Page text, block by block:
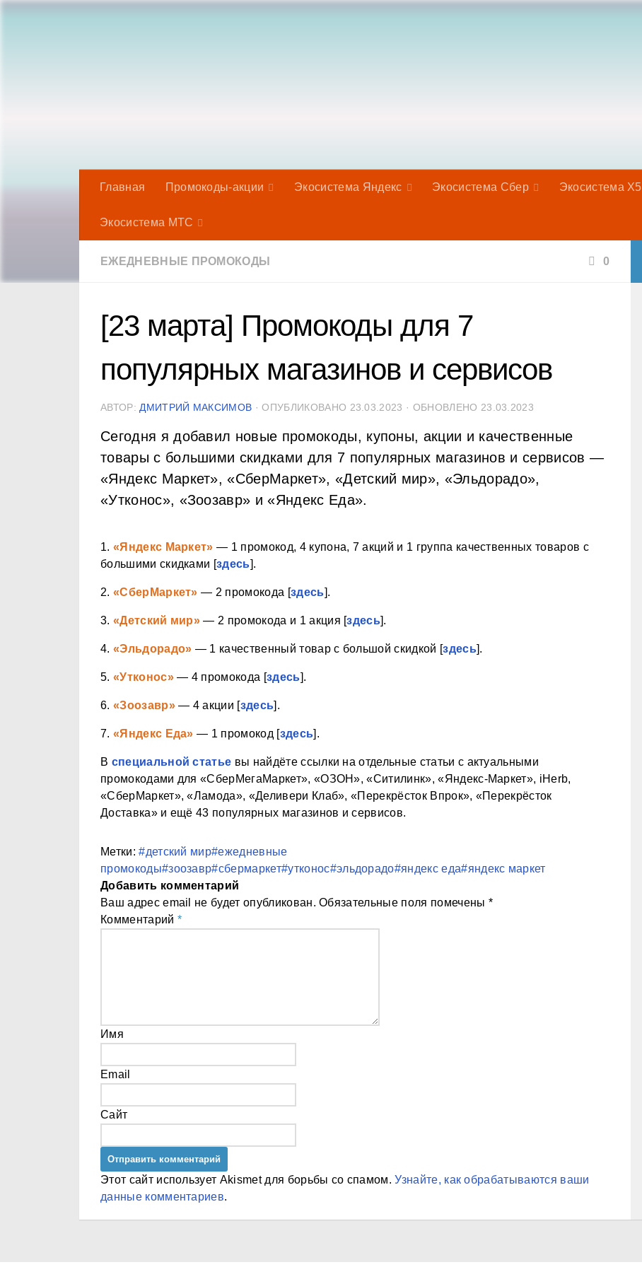
Главная Промокоды-акции Экосистема Яндекс Экосистема Сбер Экосистема Х5
Экосистема МТС
ЕЖЕДНЕВНЫЕ ПРОМОКОДЫ 0
[23 марта] Промокоды для 7
популярных магазинов и сервисов
АВТОР: ДМИТРИЙ МАКСИМОВ · ОПУБЛИКОВАНО 23.03.2023 · ОБНОВЛЕНО 23.03.2023
Сегодня я добавил новые промокоды, купоны, акции и качественные
товары с большими скидками для 7 популярных магазинов и сервисов —
«Яндекс Маркет», «СберМаркет», «Детский мир», «Эльдорадо»,
«Утконос», «Зоозавр» и «Яндекс Еда».
1. «Яндекс Маркет» — 1 промокод, 4 купона, 7 акций и 1 группа качественных товаров с
большими скидками [здесь].
2. «СберМаркет» — 2 промокода [здесь].
3. «Детский мир» — 2 промокода и 1 акция [здесь].
4. «Эльдорадо» — 1 качественный товар с большой скидкой [здесь].
5. «Утконос»— 4 промокода [здесь].
6. «Зоозавр»— 4 акции [здесь].
7. «Яндекс Еда» — 1 промокод [здесь].
В специальной статье вы найдёте ссылки на отдельные статьи с актуальными
промокодами для «СберМегаМаркет», «ОЗОН», «Ситилинк», «Яндекс-Маркет», iHerb,
«СберМаркет», «Ламода», «Деливери Клаб», «Перекрёсток Впрок», «Перекрёсток
Доставка» и ещё 43 популярных магазинов и сервисов.
Метки: #детский мир#ежедневные
промокоды#зоозавр#сбермаркет#утконос#эльдорадо#яндекс еда#яндекс маркет
Добавить комментарий
Ваш адрес email не будет опубликован. Обязательные поля помечены *
Комментарий *
Имя
Email
Сайт
Этот сайт использует Akismet для борьбы со спамом.Узнайте, как обрабатываются ваши
данные комментариев.